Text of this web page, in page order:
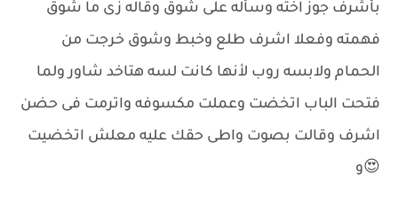
بأشرف جوز اخته وسأله على شوق وقاله زى ما شوق
فهمته وفعلا اشرف طلع وخبط وشوق خرجت من
الحمام ولابسه روب لأنها كانت لسه هتاخد شاور ولما
فتحت الباب اتخضت وعملت مكسوفه واترمت فى حضن
اشرف وقالت بصوت واطى حقك عليه معلش اتخضيت
😍و